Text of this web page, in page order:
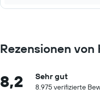
Rezensionen von
8,2 Sehr gut
8.975 verifizierte